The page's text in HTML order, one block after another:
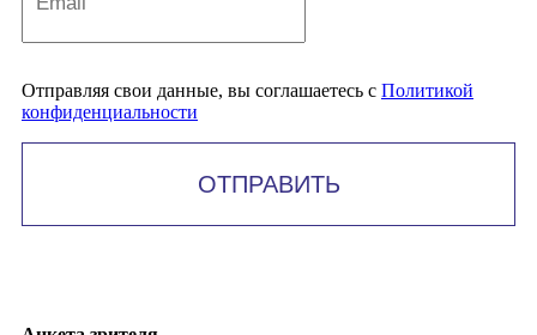
Отправляя свои данные, вы соглашаетесь с Политикой
конфиденциальности
ОТПРАВИТЬ